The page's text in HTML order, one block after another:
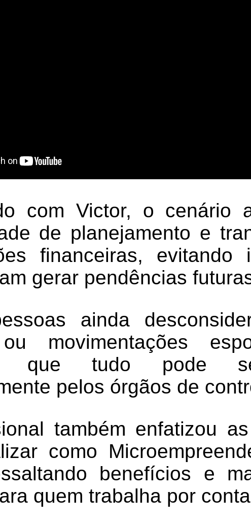
com Victor, o cenário
de planejamento e
financeiras, evitando
gerar pendências
ainda
movimentações
que tudo pode
pelos órgãos de
também enfatizou
como
benefícios e
quem trabalha por